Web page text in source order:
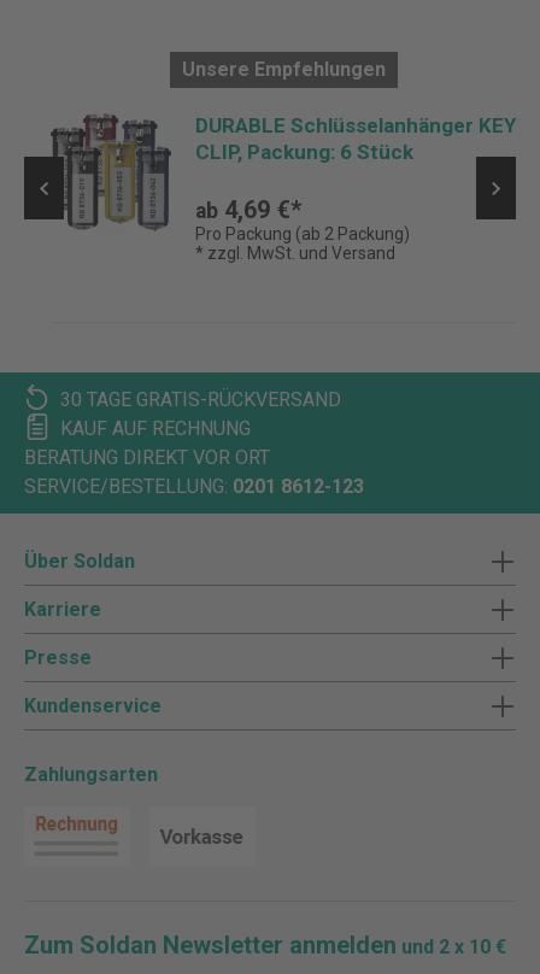
Unsere Empfehlungen
DURABLE Schlüsselanhänger KEY
CLIP, Packung: 6 Stück
ab 4,69 €*
Pro Packung (ab 2 Packung)
* zzgl. MwSt. und Versand
30 TAGE GRATIS-RÜCKVERSAND
KAUF AUF RECHNUNG
BERATUNG DIREKT VOR ORT
SERVICE/BESTELLUNG: 0201 8612-123
Über Soldan
Karriere
Presse
Kundenservice
Zahlungsarten
Zum Soldan Newsletter anmelden und 2 x 10 €